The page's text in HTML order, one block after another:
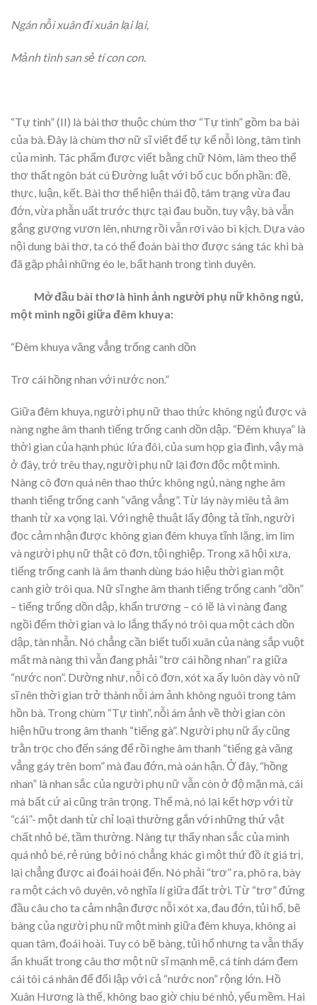
Ngán nỗi xuân đi xuân lại lại,
Mảnh tình san sẻ tí con con.
“Tự tình” (II) là bài thơ thuộc chùm thơ “Tự tình” gồm ba bài
của bà. Đây là chùm thơ nữ sĩ viết để tự kể nỗi lòng, tâm tình
của mình. Tác phẩm được viết bằng chữ Nôm, làm theo thể
thơ thất ngôn bát cú Đường luật với bố cục bốn phần: đề,
thực, luận, kết. Bài thơ thể hiện thái độ, tâm trạng vừa đau
đớn, vừa phẫn uất trước thực tại đau buồn, tuy vậy, bà vẫn
gắng gượng vươn lên, nhưng rồi vẫn rơi vào bi kịch. Dựa vào
nội dung bài thơ, ta có thể đoán bài thơ được sáng tác khi bà
đã gặp phải những éo le, bất hạnh trong tình duyên.
Mở đầu bài thơ là hình ảnh người phụ nữ không ngủ,
một mình ngồi giữa đêm khuya:
“Đêm khuya văng vẳng trống canh dồn
Trơ cái hồng nhan với nước non.”
Giữa đêm khuya, người phụ nữ thao thức không ngủ được và
nàng nghe âm thanh tiếng trống canh dồn dập. “Đêm khuya” là
thời gian của hạnh phúc lứa đôi, của sum họp gia đình, vậy mà
ở đây, trớ trêu thay, người phụ nữ lại đơn độc một mình.
Nàng cô đơn quá nên thao thức không ngủ, nàng nghe âm
thanh tiếng trống canh “văng vẳng”. Từ láy này miêu tả âm
thanh từ xa vọng lại. Với nghệ thuật lấy động tả tĩnh, người
đọc cảm nhận được không gian đêm khuya tĩnh lặng, im lìm
và người phụ nữ thật cô đơn, tội nghiệp. Trong xã hội xưa,
tiếng trống canh là âm thanh dùng báo hiệu thời gian một
canh giờ trôi qua. Nữ sĩ nghe âm thanh tiếng trống canh “dồn”
– tiếng trống dồn dập, khẩn trương – có lẽ là vì nàng đang
ngồi đếm thời gian và lo lắng thấy nó trôi qua một cách dồn
dập, tàn nhẫn. Nó chẳng cần biết tuổi xuân của nàng sắp vuột
mất mà nàng thì vẫn đang phải “trơ cái hồng nhan” ra giữa
“nước non”. Dường như, nỗi cô đơn, xót xa ấy luôn dày vò nữ
sĩ nên thời gian trở thành nỗi ám ảnh không nguôi trong tâm
hồn bà. Trong chùm “Tự tình”, nỗi ám ảnh về thời gian còn
hiện hữu trong âm thanh “tiếng gà”. Người phụ nữ ấy cũng
trằn trọc cho đến sáng để rồi nghe âm thanh “tiếng gà văng
vẳng gáy trên bom” mà đau đớn, mà oán hận. Ở đây, “hồng
nhan” là nhan sắc của người phụ nữ vẫn còn ở độ mặn mà, cái
mà bất cứ ai cũng trân trọng. Thế mà, nó lại kết hợp với từ
“cái”- một danh từ chỉ loại thường gắn với những thứ vật
chất nhỏ bé, tầm thường. Nàng tự thấy nhan sắc của mình
quá nhỏ bé, rẻ rúng bởi nó chẳng khác gì một thứ đồ ít giá trị,
lại chẳng được ai đoái hoài đến. Nó phải “trơ” ra, phô ra, bày
ra một cách vô duyên, vô nghĩa lí giữa đất trời. Từ “trơ” đứng
đầu câu cho ta cảm nhận được nỗi xót xa, đau đớn, tủi hổ, bẽ
bàng của người phụ nữ một mình giữa đêm khuya, không ai
quan tâm, đoái hoài. Tuy có bẽ bàng, tủi hổ nhưng ta vẫn thấy
ẩn khuất trong câu thơ một nữ sĩ mạnh mẽ, cá tính dám đem
cái tôi cá nhân để đối lập với cả “nước non” rộng lớn. Hồ
Xuân Hương là thế, không bao giờ chịu bé nhỏ, yếu mềm. Hai